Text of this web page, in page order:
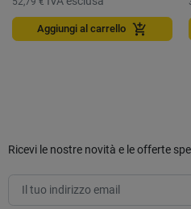
Aggiungi al carrello add_shopping_cart
Ricevi le nostre novità e le offerte